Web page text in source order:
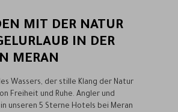
MIT DER NATUR
IN DER
MERAN
Wassers, der stille Klang der Natur
Freiheit und Ruhe. Angler und
unseren 5 Sterne Hotels bei Meran